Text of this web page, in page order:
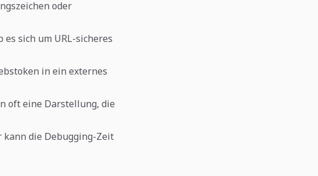
oder
sich um URL-sicheres
in ein externes
oft eine Darstellung, die
die Debugging-Zeit